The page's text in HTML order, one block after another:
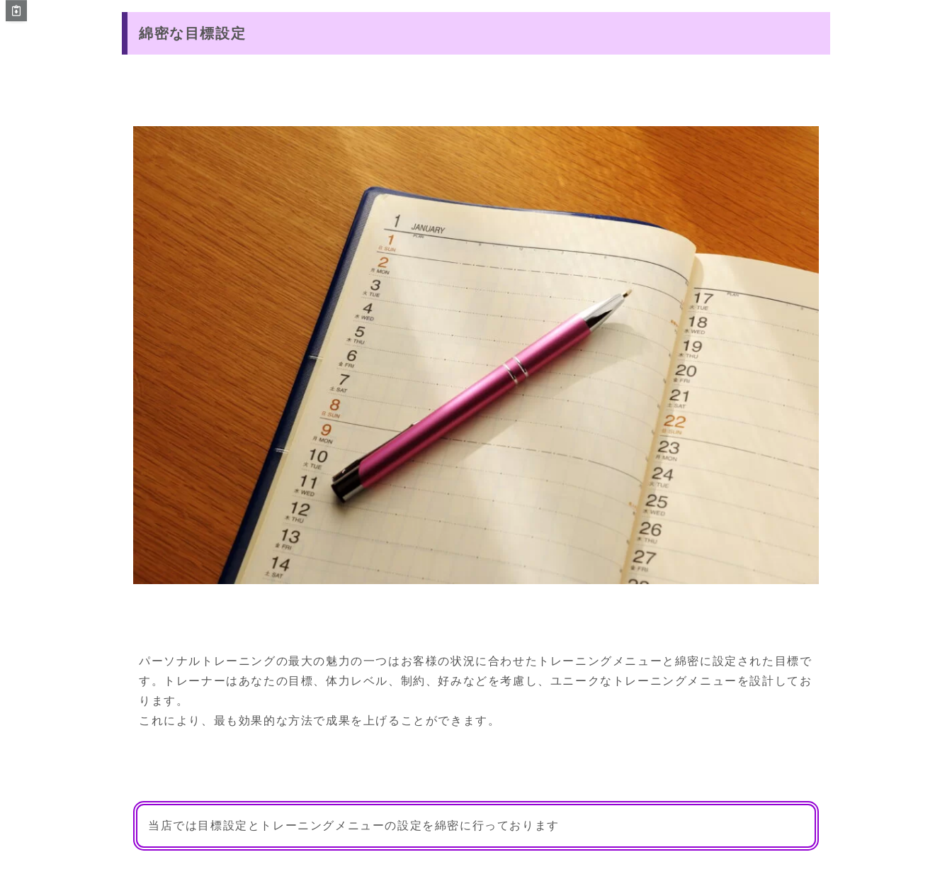
綿密な目標設定
パーソナルトレーニングの最大の魅力の一つはお客様の状況に合わせたトレーニングメニューと綿密に設定された目標で
す。トレーナーはあなたの目標、体力レベル、制約、好みなどを考慮し、ユニークなトレーニングメニューを設計してお
ります。
これにより、最も効果的な方法で成果を上げることができます。
当店では目標設定とトレーニングメニューの設定を綿密に行っております